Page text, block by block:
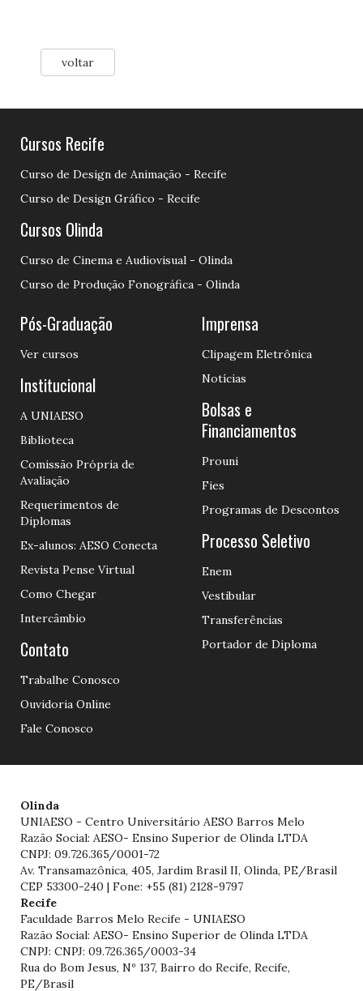
voltar
Cursos Recife
Curso de Design de Animação - Recife
Curso de Design Gráfico - Recife
Cursos Olinda
Curso de Cinema e Audiovisual - Olinda
Curso de Produção Fonográfica - Olinda
Pós-Graduação
Ver cursos
Institucional
A UNIAESO
Biblioteca
Comissão Própria de
Avaliação
Requerimentos de
Diplomas
Ex-alunos: AESO Conecta
Revista Pense Virtual
Como Chegar
Intercâmbio
Contato
Trabalhe Conosco
Ouvidoria Online
Fale Conosco
Imprensa
Clipagem Eletrônica
Notícias
Bolsas e
Financiamentos
Prouni
Fies
Programas de Descontos
Processo Seletivo
Enem
Vestibular
Transferências
Portador de Diploma
Olinda
UNIAESO - Centro Universitário AESO Barros Melo
Razão Social: AESO- Ensino Superior de Olinda LTDA
CNPJ: 09.726.365/0001-72
Av. Transamazônica, 405, Jardim Brasil II, Olinda, PE/Brasil
CEP 53300-240 | Fone: +55 (81) 2128-9797
Recife
Faculdade Barros Melo Recife - UNIAESO
Razão Social: AESO- Ensino Superior de Olinda LTDA
CNPJ: CNPJ: 09.726.365/0003-34
Rua do Bom Jesus, Nº 137, Bairro do Recife, Recife,
PE/Brasil